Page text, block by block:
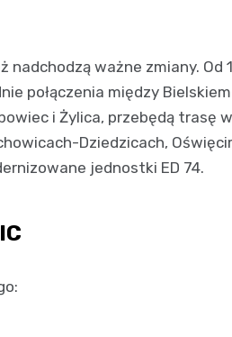
ważne zmiany. Od
połączenia między
i Żylica, przebędą trasę
Dziedzicach,
jednostki ED 74.